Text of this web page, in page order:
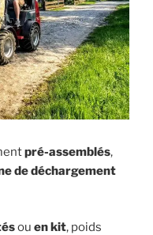
pré-assemblés,
de déchargement
ou en kit, poids